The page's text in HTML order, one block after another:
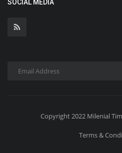
SOCIAL MEDIA
Copyright 2022 Milenial
Terms &